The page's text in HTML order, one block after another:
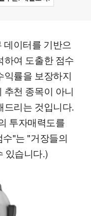
데이터를 기반으
하여 도출한 점수
익률을 보장하지
추천 종목이 아니
드리는 것입니다.
투자매력도를
"는 "거장들의
있습니다.)